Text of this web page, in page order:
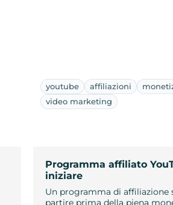
youtube affiliazioni
video marketing
Programma affiliato
iniziare
Un programma di affiliazione
partire prima della piena